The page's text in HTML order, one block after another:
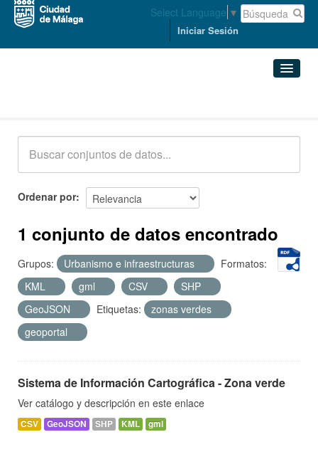
Select Language ▼
Iniciar Sesión
Acerca de
Ordenar por
1 conjunto de datos encontrado
Grupos: Urbanismo e infraestructuras
Formatos:
KML
gml CSV
SHP
GeoJSON
Etiquetas:
zonas verdes
geoportal
Sistema de Información Cartográfica - Zona verde
Ver catálogo y descripción en este enlace
CSV GeoJSON SHP KML gml